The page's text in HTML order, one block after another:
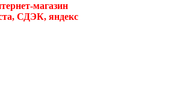
магазин
СДЭК, яндекс